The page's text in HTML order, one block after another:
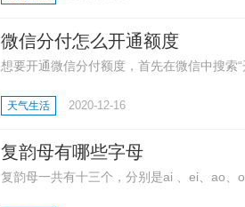
微信分付怎么开通额度
想要开通微信分付额度，首先在微信中搜索
天气生活 2020-12-16
复韵母有哪些字母
复韵母一共有十三个，分别是ai 、ei、ao、